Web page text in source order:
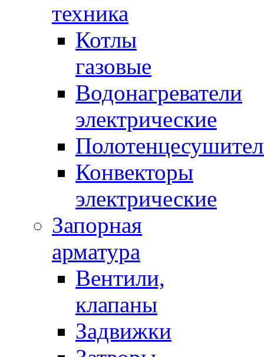
техника
Котлы
газовые
Водонагреватели
электрические
Конвекторы
электрические
Запорная
арматура
Вентили,
клапаны
Задвижки